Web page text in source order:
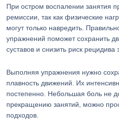
При остром воспалении занятия
ремиссии, так как физические
могут только навредить.
упражнений поможет сохранить
суставов и снизить риск рецидива
Выполняя упражнения нужно
плавность движений. Их
постепенно. Небольшая боль не
прекращению занятий, можно
подходов.